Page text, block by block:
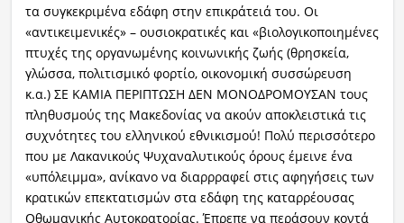
τα συγκεκριμένα εδάφη στην επικράτειά του. Οι
«αντικειμενικές» – ουσιοκρατικές και «βιολογικοποιημένες
πτυχές της οργανωμένης κοινωνικής ζωής (θρησκεία,
γλώσσα, πολιτισμικό φορτίο, οικονομική συσσώρευση
κ.α.) ΣΕ ΚΑΜΙΑ ΠΕΡΙΠΤΩΣΗ ΔΕΝ ΜΟΝΟΔΡΟΜΟΥΣΑΝ τους
πληθυσμούς της Μακεδονίας να ακούν αποκλειστικά τις
συχνότητες του ελληνικού εθνικισμού! Πολύ περισσότερο
που με Λακανικούς Ψυχαναλυτικούς όρους έμεινε ένα
«υπόλειμμα», ανίκανο να διαρρραφεί στις αφηγήσεις των
κρατικών επεκτατισμών στα εδάφη της καταρρέουσας
Οθωμανικής Αυτοκρατορίας. Έπρεπε να περάσουν κοντά